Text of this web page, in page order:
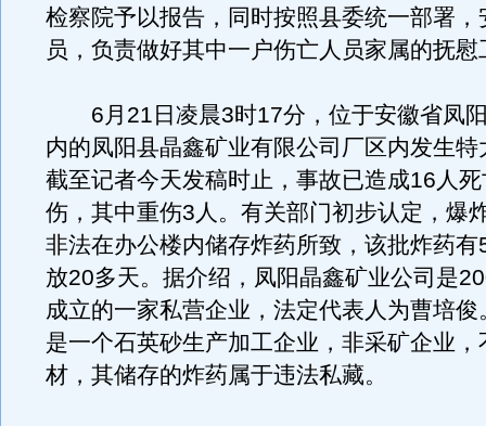
检察院予以报告，同时按照县委统一部署，
员，负责做好其中一户伤亡人员家属的抚慰
6月21日凌晨3时17分，位于安徽省凤
内的凤阳县晶鑫矿业有限公司厂区内发生特
截至记者今天发稿时止，事故已造成16人
伤，其中重伤3人。有关部门初步认定，爆
非法在办公楼内储存炸药所致，该批炸药
放20多天。据介绍，凤阳晶鑫矿业公司是
成立的一家私营企业，法定代表人为曹培俊
是一个石英砂生产加工企业，非采矿企业，
材，其储存的炸药属于违法私藏。